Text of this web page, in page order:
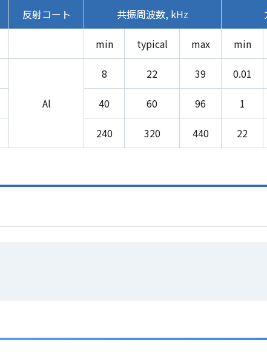
反射コート 共振周波数, kHz
min typical max min
Al
8 22 39 0.01
40 60 96 1
240 320 440 22